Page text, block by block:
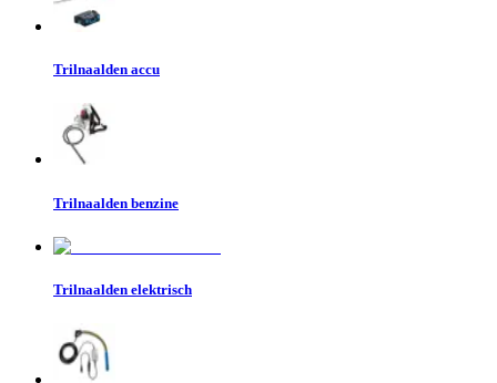
Trilnaalden accu
Trilnaalden benzine
Trilnaalden elektrisch